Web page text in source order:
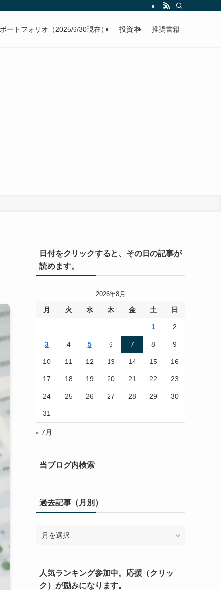
ートフォリオ（2025/6/30現在） 投資本 推奨書籍
日付をクリックすると、その日の記事が
読めます。
2026年8月
月 火 水 木 金 土 日
1 2
3 4 5 6 7 8 9
10 11 12 13 14 15 16
17 18 19 20 21 22 23
24 25 26 27 28 29 30
31
« 7月
当ブログ内検索
過去記事（月別）
（月
別）
人気ランキング参加中。応援（クリッ
ク）が励みになります。